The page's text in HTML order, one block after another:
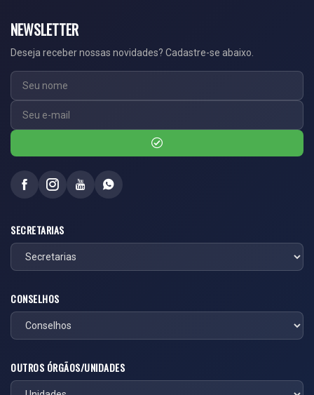
NEWSLETTER
Deseja receber nossas novidades? Cadastre-se abaixo.
SECRETARIAS
CONSELHOS
OUTROS ÓRGÃOS/UNIDADES